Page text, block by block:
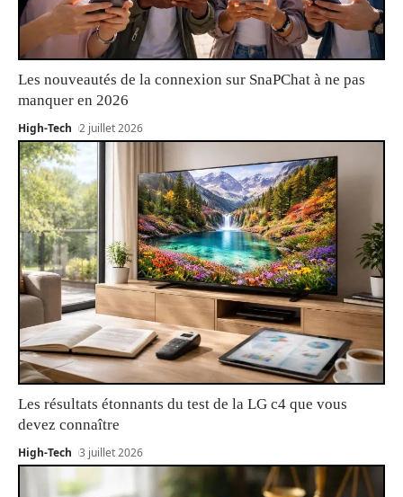
Les nouveautés de la connexion sur SnaPChat à ne pas
manquer en 2026
High-Tech 2 juillet 2026
Les résultats étonnants du test de la LG c4 que vous
devez connaître
High-Tech 3 juillet 2026